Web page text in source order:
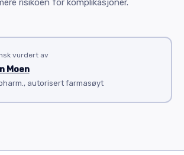
vurdert av
Moen
autorisert farmasøyt